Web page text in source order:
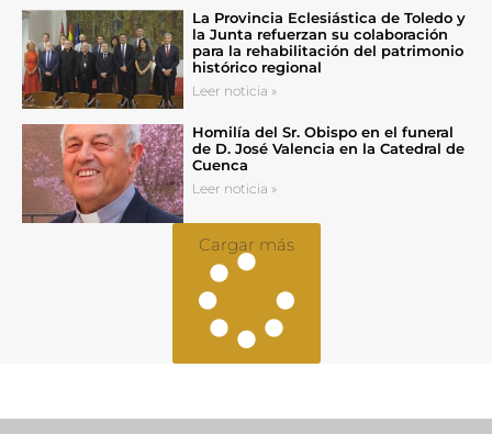
La Provincia Eclesiástica de Toledo y
la Junta refuerzan su colaboración
para la rehabilitación del patrimonio
histórico regional
Leer noticia »
Homilía del Sr. Obispo en el funeral
de D. José Valencia en la Catedral de
Cuenca
Leer noticia »
Cargar más